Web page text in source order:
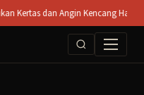
Angin Kencang Hambat